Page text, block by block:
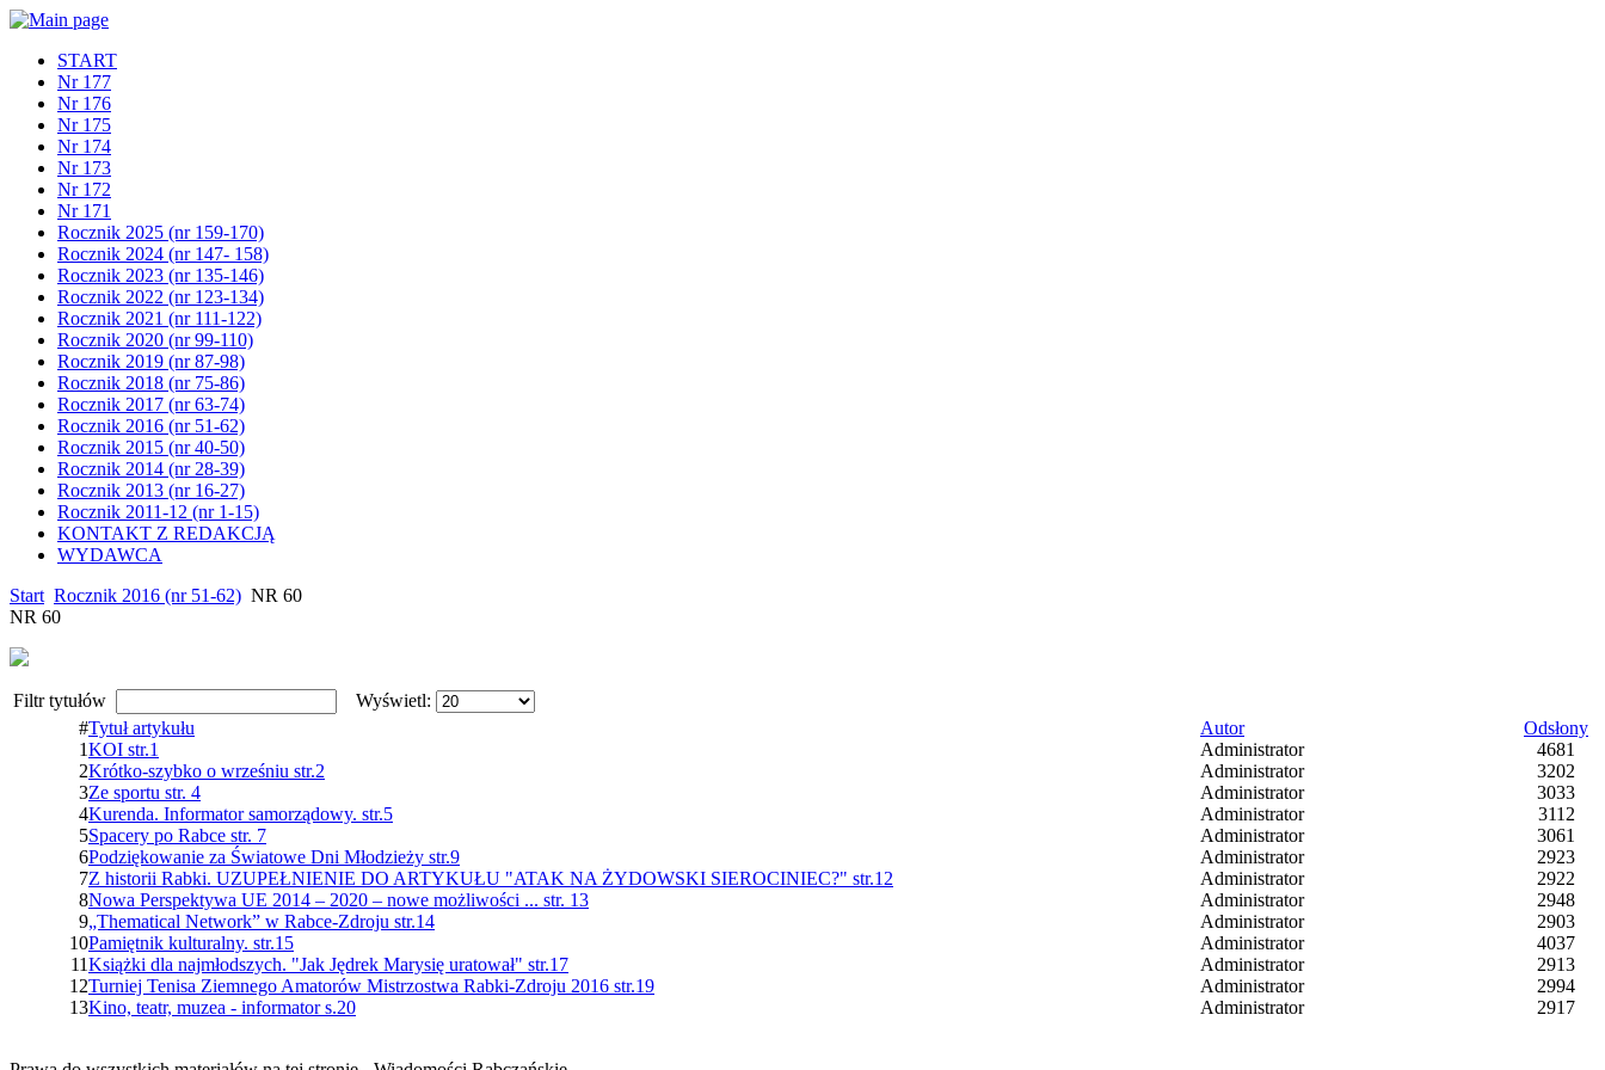
START
Nr 177
Nr 176
Nr 175
Nr 174
Nr 173
Nr 172
Nr 171
Rocznik 2025 (nr 159-170)
Rocznik 2024 (nr 147- 158)
Rocznik 2023 (nr 135-146)
Rocznik 2022 (nr 123-134)
Rocznik 2021 (nr 111-122)
Rocznik 2020 (nr 99-110)
Rocznik 2019 (nr 87-98)
Rocznik 2018 (nr 75-86)
Rocznik 2017 (nr 63-74)
Rocznik 2016 (nr 51-62)
Rocznik 2015 (nr 40-50)
Rocznik 2014 (nr 28-39)
Rocznik 2013 (nr 16-27)
Rocznik 2011-12 (nr 1-15)
KONTAKT Z REDAKCJĄ
WYDAWCA
Start Rocznik 2016 (nr 51-62) NR 60
NR 60
Filtr tytułów
Wyświetl:
#Tytuł artykułu Autor
Odsłony
1KOI str.1 Administrator
4681
2Krótko-szybko o wrześniu str.2 Administrator
3202
3Ze sportu str. 4 Administrator
3033
4Kurenda. Informator samorządowy. str.5 Administrator
3112
5Spacery po Rabce str. 7 Administrator
3061
6Podziękowanie za Światowe Dni Młodzieży str.9 Administrator
2923
7Z historii Rabki. UZUPEŁNIENIE DO ARTYKUŁU "ATAK NA ŻYDOWSKI SIEROCINIEC?" str.12 Administrator
2922
8Nowa Perspektywa UE 2014 – 2020 – nowe możliwości ... str. 13 Administrator
2948
9„Thematical Network” w Rabce-Zdroju str.14 Administrator
2903
10Pamiętnik kulturalny. str.15 Administrator
4037
11Książki dla najmłodszych. "Jak Jędrek Marysię uratował" str.17 Administrator
2913
12Turniej Tenisa Ziemnego Amatorów Mistrzostwa Rabki-Zdroju 2016 str.19 Administrator
2994
13Kino, teatr, muzea - informator s.20 Administrator 2917